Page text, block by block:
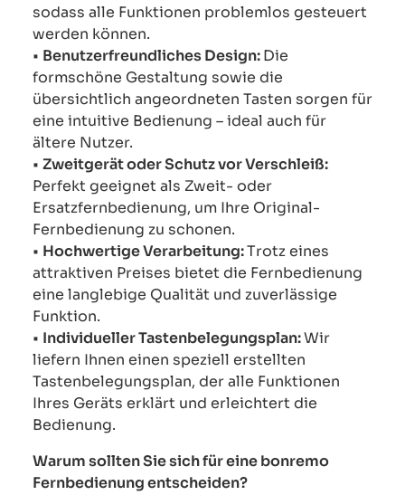
sodass alle Funktionen problemlos gesteuert
werden können.
• Benutzerfreundliches Design:Die
formschöne Gestaltung sowie die
übersichtlich angeordneten Tasten sorgen für
eine intuitive Bedienung – ideal auch für
ältere Nutzer.
• Zweitgerät oder Schutz vor Verschleiß:
Perfekt geeignet als Zweit- oder
Ersatzfernbedienung, um Ihre Original-
Fernbedienung zu schonen.
• Hochwertige Verarbeitung:Trotz eines
attraktiven Preises bietet die Fernbedienung
eine langlebige Qualität und zuverlässige
Funktion.
• Individueller Tastenbelegungsplan:Wir
liefern Ihnen einen speziell erstellten
Tastenbelegungsplan, der alle Funktionen
Ihres Geräts erklärt und erleichtert die
Bedienung.
Warum sollten Sie sich für eine bonremo
Fernbedienung entscheiden?